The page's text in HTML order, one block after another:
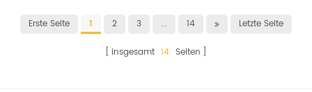
Erste Seite 1 2 3 ... 14 Letzte Seite
insgesamt 14 Seiten